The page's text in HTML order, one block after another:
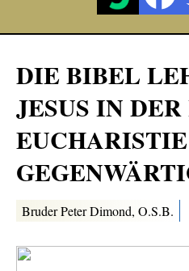
DIE BIBEL
JESUS IN
Bruder Peter Dimond, O.S.B.